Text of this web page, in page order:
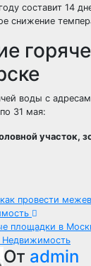
составит 14
снижение
воды с
31 мая:
участок,
провести
площадки в
От admin